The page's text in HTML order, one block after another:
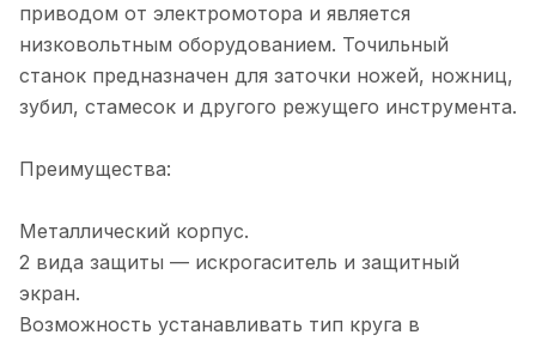
приводом от электромотора и является
низковольтным оборудованием. Точильный
станок предназначен для заточки ножей, ножниц,
зубил, стамесок и другого режущего инструмента.
Преимущества:
Металлический корпус.
2 вида защиты — искрогаситель и защитный
экран.
Возможность устанавливать тип круга в